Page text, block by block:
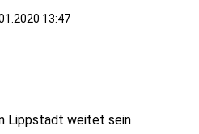
13:47
Lippstadt weitet sein